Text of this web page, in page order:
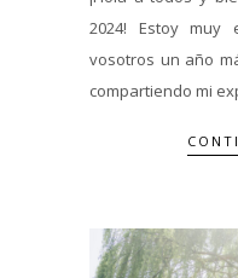
2024! Estoy muy
vosotros un año
compartiendo mi